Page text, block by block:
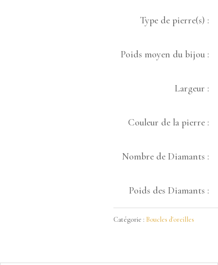
Type de pierre(s) :
Poids moyen du bijou :
Largeur :
Couleur de la pierre :
Nombre de Diamants :
Poids des Diamants :
Catégorie : Boucles d'oreilles